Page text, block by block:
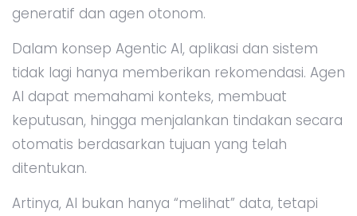
generatif dan agen otonom.
Dalam konsep Agentic AI, aplikasi dan sistem
tidak lagi hanya memberikan rekomendasi. Agen
AI dapat memahami konteks, membuat
keputusan, hingga menjalankan tindakan secara
otomatis berdasarkan tujuan yang telah
ditentukan.
Artinya, AI bukan hanya “melihat” data, tetapi